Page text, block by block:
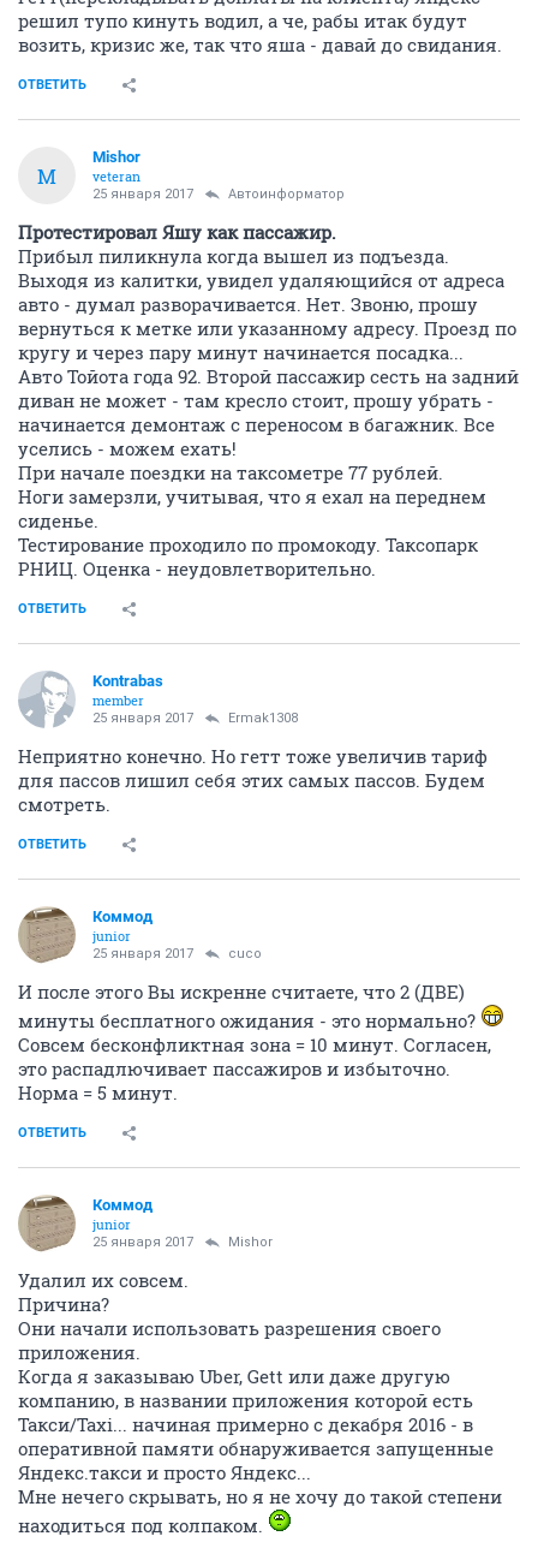
решил тупо кинуть водил, а че, рабы итак будут
возить, кризис же, так что яша - давай до свидания.
ОТВЕТИТЬ
M
Mishor
veteran
25 января 2017 Автоинформатор
Протестировал Яшу как пассажир.
Прибыл пиликнула когда вышел из подъезда.
Выходя из калитки, увидел удаляющийся от адреса
авто - думал разворачивается. Нет. Звоню, прошу
вернуться к метке или указанному адресу. Проезд по
кругу и через пару минут начинается посадка...
Авто Тойота года 92. Второй пассажир сесть на задний
диван не может - там кресло стоит, прошу убрать -
начинается демонтаж с переносом в багажник. Все
уселись - можем ехать!
При начале поездки на таксометре 77 рублей.
Ноги замерзли, учитывая, что я ехал на переднем
сиденье.
Тестирование проходило по промокоду. Таксопарк
РНИЦ. Оценка - неудовлетворительно.
ОТВЕТИТЬ
Kontrabas
member
25 января 2017 Ermak1308
Неприятно конечно. Но гетт тоже увеличив тариф
для пассов лишил себя этих самых пассов. Будем
смотреть.
ОТВЕТИТЬ
Коммод
junior
25 января 2017 cuco
И после этого Вы искренне считаете, что 2 (ДВЕ)
минуты бесплатного ожидания - это нормально?
Совсем бесконфликтная зона = 10 минут. Согласен,
это распадлючивает пассажиров и избыточно.
Норма = 5 минут.
ОТВЕТИТЬ
Коммод
junior
25 января 2017 Mishor
Удалил их совсем.
Причина?
Они начали использовать разрешения своего
приложения.
Когда я заказываю Uber, Gett или даже другую
компанию, в названии приложения которой есть
Такси/Taxi... начиная примерно с декабря 2016 - в
оперативной памяти обнаруживается запущенные
Яндекс.такси и просто Яндекс...
Мне нечего скрывать, но я не хочу до такой степени
находиться под колпаком.